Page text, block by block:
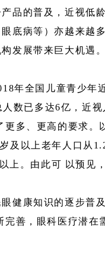
品的普及，近视低
底病等）亦越来越
发展带来巨大机遇。
年全国儿童青少
数已多达6亿，近
更多、更高的要求
及以上老年人口从
上。由此可 以预见
健康知识的逐步
善，眼科医疗潜